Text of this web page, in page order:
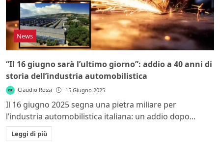
News
“Il 16 giugno sarà l’ultimo giorno”: addio a 40 anni di
storia dell’industria automobilistica
Claudio Rossi 15 Giugno 2025
Il 16 giugno 2025 segna una pietra miliare per
l’industria automobilistica italiana: un addio dopo...
Leggi di più